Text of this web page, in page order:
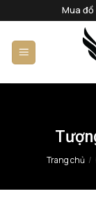
qua
nội
dung
Mua
Trang chủ /